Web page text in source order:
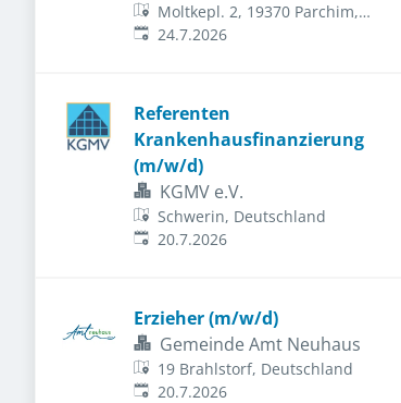
Moltkepl. 2, 19370 Parchim,
Deutschland
Veröffentlicht
24.7.2026
Referenten
Krankenhausfinanzierung
(m/w/d)
KGMV e.V.
Schwerin, Deutschland
Veröffentlicht
20.7.2026
Erzieher (m/w/d)
Gemeinde Amt Neuhaus
19 Brahlstorf, Deutschland
Veröffentlicht
20.7.2026